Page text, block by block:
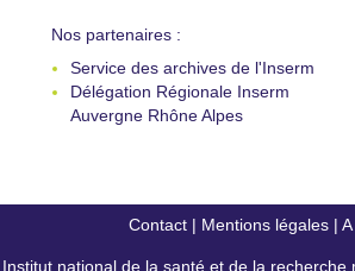
Nos partenaires :
Service des archives de l'Inserm
Délégation Régionale Inserm
Auvergne Rhône Alpes
Contact| Mentions légales|
Institut national de la santé et de la